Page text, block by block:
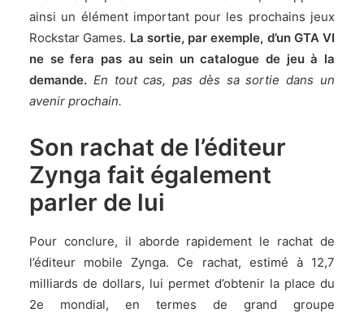
ainsi un élément important pour les prochains jeux
Rockstar Games. La sortie, par exemple, d’un GTA VI
ne se fera pas au sein un catalogue de jeu à la
demande. En tout cas, pas dès sa sortie dans un
avenir prochain.
Son rachat de l’éditeur
Zynga fait également
parler de lui
Pour conclure, il aborde rapidement le rachat de
l’éditeur mobile Zynga. Ce rachat, estimé à 12,7
milliards de dollars, lui permet d’obtenir la place du
2e mondial, en termes de grand groupe